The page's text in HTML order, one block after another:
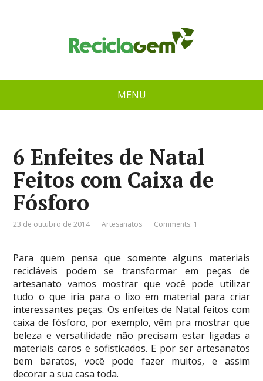
MENU
6 Enfeites de Natal
Feitos com Caixa de
Fósforo
23 de outubro de 2014 Artesanatos Comments: 1
Para quem pensa que somente alguns materiais
recicláveis podem se transformar em peças de
artesanato vamos mostrar que você pode utilizar
tudo o que iria para o lixo em material para criar
interessantes peças. Os enfeites de Natal feitos com
caixa de fósforo, por exemplo, vêm pra mostrar que
beleza e versatilidade não precisam estar ligadas a
materiais caros e sofisticados. E por ser artesanatos
bem baratos, você pode fazer muitos, e assim
decorar a sua casa toda.